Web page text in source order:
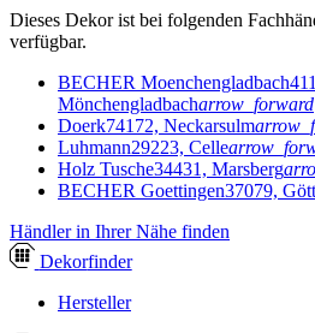
Dieses Dekor ist bei folgenden
verfügbar.
BECHER Moenchengladbach
Mönchengladbacharrow_forward
Doerk74172, Neckarsulm
Luhmann29223, Celle
Holz Tusche34431, Marsberg
BECHER Goettingen37079,
Händler in Ihrer Nähe finden
Dekorfinder
Hersteller